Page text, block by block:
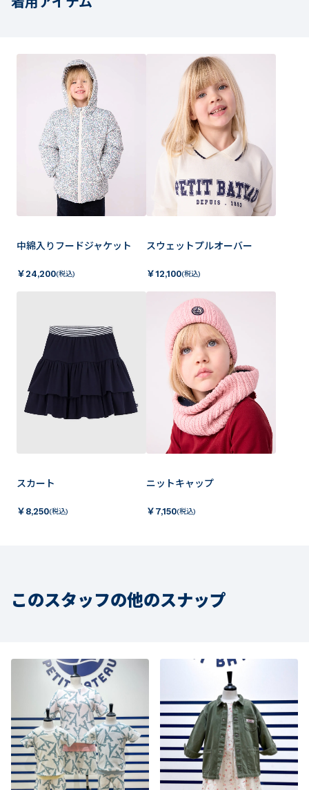
中綿入りフードジャケット
￥24,200(税込)
スウェットプルオーバー
￥12,100(税込)
スカート
￥ 8,250(税込)
ニットキャップ
￥ 7,150(税込)
このスタッフの他のスナップ